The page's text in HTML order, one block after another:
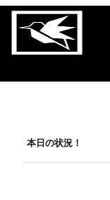
本日の状況！